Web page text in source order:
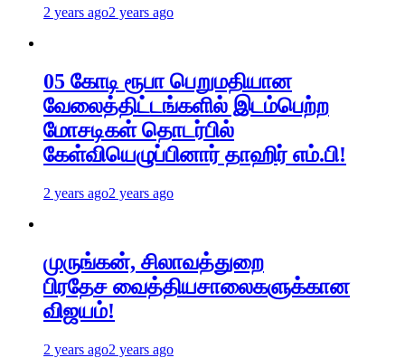
2 years ago2 years ago
05 கோடி ரூபா பெறுமதியான
வேலைத்திட்டங்களில் இடம்பெற்ற
மோசடிகள் தொடர்பில்
கேள்வியெழுப்பினார் தாஹிர் எம்.பி!
2 years ago2 years ago
முருங்கன், சிலாவத்துறை
பிரதேச வைத்தியசாலைகளுக்கான
விஜயம்!
2 years ago2 years ago